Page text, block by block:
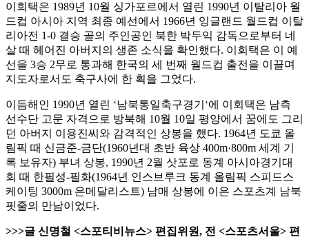
이회택은 1989년 10월 싱가포르에서 열린 1990년 이탈리아 월
드컵 아시아 지역 최종 예선에서 1966년 잉글랜드 월드컵 이탈
리아전 1-0 결승 골의 주인공인 북한 박두익 감독으로부터 네
살 때 헤어진 아버지의 생존 소식을 확인했다. 이회택은 이 예
선을 3승 2무로 통과해 한국의 세 번째 월드컵 출전을 이끌며
지도자로서도 축구사에 한 획을 그었다.
이듬해인 1990년 열린 ‘남북통일축구경기‘에 이회택은 남측
선수단 고문 자격으로 방북해 10월 10일 평양에서 꿈에도 그리
던 아버지 이용진씨와 감격적인 상봉을 했다. 1964년 도쿄 올
림픽 때 신금준-금단(1960년대 초반 육상 400m·800m 세계 기
록 보유자) 부녀 상봉, 1990년 2월 삿포로 동계 아시아경기대
회 때 한필성-필화(1964년 인스브루크 동계 올림픽 스피드스
케이팅 3000m 은메달리스트) 남매 상봉에 이은 스포츠계 남북
핏줄의 만남이었다.
>>>글 신명철 <스포티비뉴스> 편집위원, 전 <스포츠서울> 편